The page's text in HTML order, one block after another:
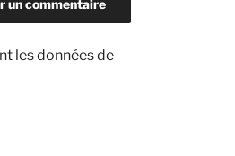
les données de